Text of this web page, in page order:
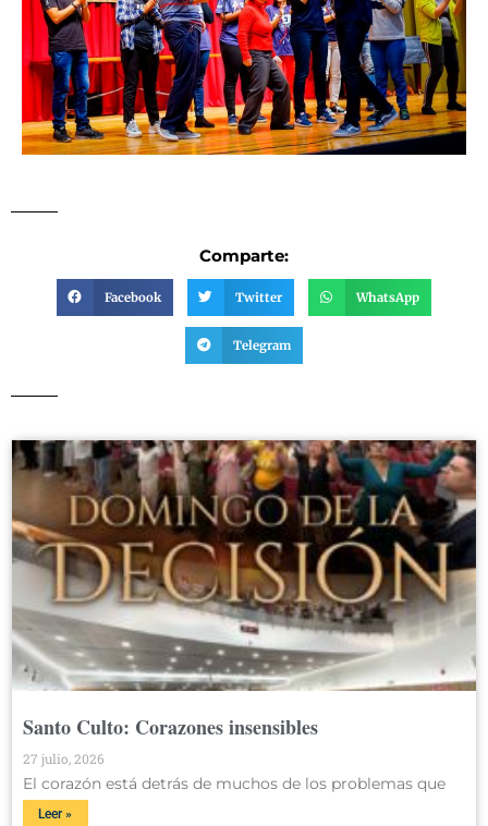
Comparte:
Facebook Twitter WhatsApp
Telegram
Santo Culto: Corazones insensibles
27 julio, 2026
El corazón está detrás de muchos de los problemas que
Leer »